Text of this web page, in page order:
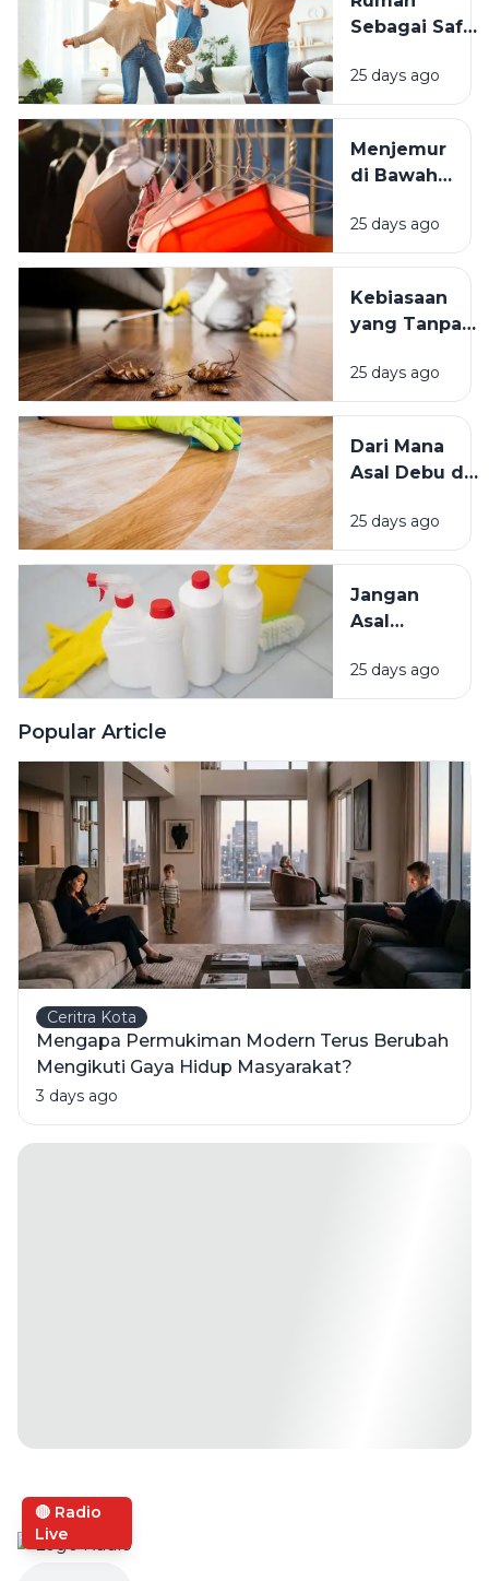
Terasa
Istimewa?
Sebagai Safe
Mengapa
Lingkungan
Tinggal yang
Bersih
Kesejahteraan
Kita?
25 days ago
Menjemur
di Bawah
atau Di
Tempat
Mana yang
Lebih
25 days ago
Kebiasaan
yang Tanpa
Mengundang
Kecoak,
Hama
Lainnya Ke
25 days ago
Dari Mana
Asal Debu di
Kenali
Penyebab
Mengatasinya
25 days ago
Jangan
Asal
Bahan
Pembersih
25 days ago
Popular Article
Ceritra Kota
Mengapa Permukiman Modern Terus Berubah
Mengikuti Gaya Hidup Masyarakat?
3 days ago
🔴 Radio
Live